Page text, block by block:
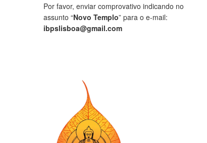
Por favor, enviar comprovativo indicando no
assunto “Novo Templo” para o e-mail:
ibpslisboa@gmail.com